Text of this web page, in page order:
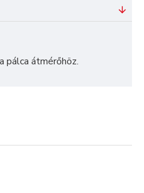
átmérőhöz.